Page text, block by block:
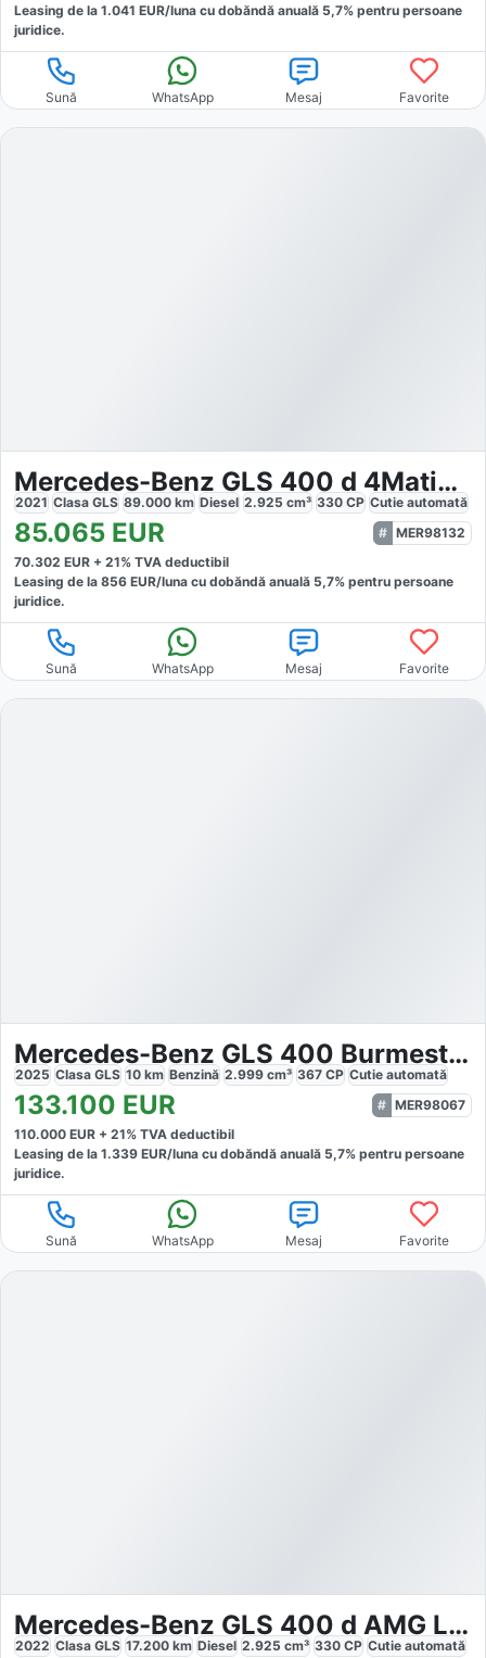
Leasing de la 1.041 EUR/luna cu dobăndă anuală 5,7% pentru persoane
juridice.
Sună WhatsApp Mesaj Favorite
Mercedes-Benz GLS 400 d 4Matic AMG 9G-Tronic AHK Webasto 7Sitz
2021 Clasa GLS 89.000 km Diesel 2.925 cm³ 330 CP Cutie automată
85.065 EUR
MER98132
70.302 EUR + 21% TVA deductibil
Leasing de la 856 EUR/luna cu dobăndă anuală 5,7% pentru persoane
juridice.
Sună WhatsApp Mesaj Favorite
Mercedes-Benz GLS 400 Burmester,AMG,Panorama
2025 Clasa GLS 10 km Benzină 2.999 cm³ 367 CP Cutie automată
133.100 EUR
MER98067
110.000 EUR + 21% TVA deductibil
Leasing de la 1.339 EUR/luna cu dobăndă anuală 5,7% pentru persoane
juridice.
Sună WhatsApp Mesaj Favorite
Mercedes-Benz GLS 400 d AMG Line/Burmester/Panorama
2022 Clasa GLS 17.200 km Diesel 2.925 cm³ 330 CP Cutie automată